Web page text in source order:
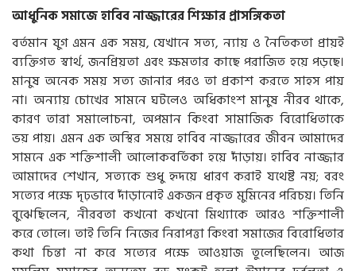
আধুনিক সমাজে হাবিব নাজ্জারের শিক্ষার প্রাসঙ্গিকতা
বর্তমান যুগ এমন এক সময়, যেখানে সত্য, ন্যায় ও নৈতিকতা প্রায়ই
ব্যক্তিগত স্বার্থ, জনপ্রিয়তা এবং ক্ষমতার কাছে পরাজিত হয়ে পড়ছে।
মানুষ অনেক সময় সত্য জানার পরও তা প্রকাশ করতে সাহস পায়
না। অন্যায় চোখের সামনে ঘটলেও অধিকাংশ মানুষ নীরব থাকে,
কারণ তারা সমালোচনা, অপমান কিংবা সামাজিক বিরোধিতাকে
ভয় পায়। এমন এক অস্থির সময়ে হাবিব নাজ্জারের জীবন আমাদের
সামনে এক শক্তিশালী আলোকবর্তিকা হয়ে দাঁড়ায়। হাবিব নাজ্জার
আমাদের শেখান, সত্যকে শুধু হৃদয়ে ধারণ করাই যথেষ্ট নয়; বরং
সত্যের পক্ষে দৃঢ়ভাবে দাঁড়ানোই একজন প্রকৃত মুমিনের পরিচয়। তিনি
বুঝেছিলেন, নীরবতা কখনো কখনো মিথ্যাকে আরও শক্তিশালী
করে তোলে। তাই তিনি নিজের নিরাপত্তা কিংবা সমাজের বিরোধিতার
কথা চিন্তা না করে সত্যের পক্ষে আওয়াজ তুলেছিলেন। আজ